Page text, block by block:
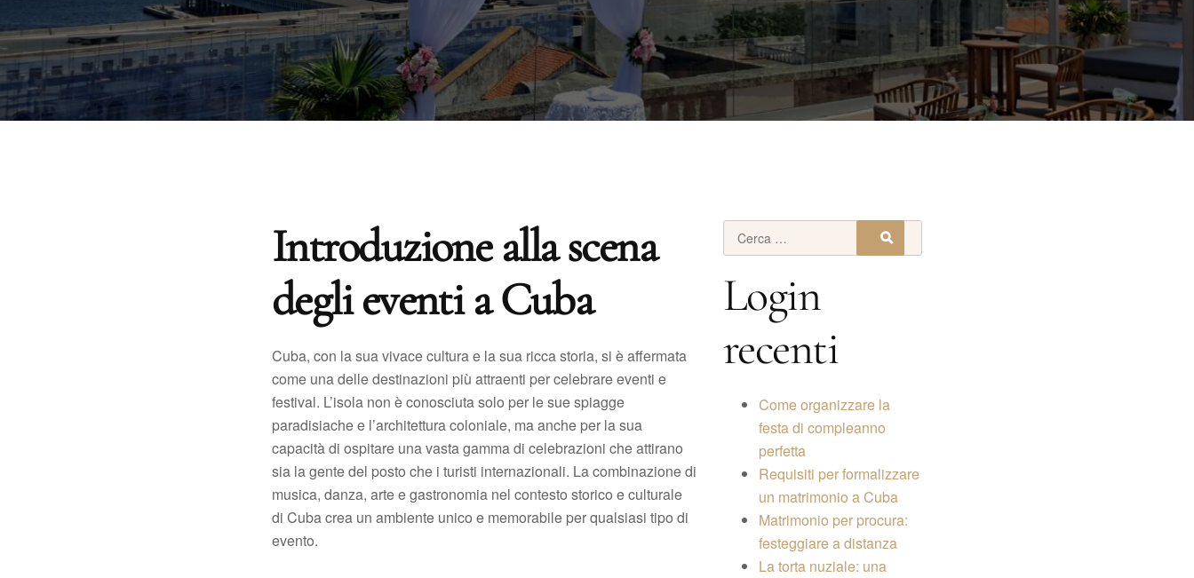
Introduzione alla scena
degli eventi a Cuba
Cuba, con la sua vivace cultura e la sua ricca storia, si è affermata
come una delle destinazioni più attraenti per celebrare eventi e
festival. L’isola non è conosciuta solo per le sue spiagge
paradisiache e l’architettura coloniale, ma anche per la sua
capacità di ospitare una vasta gamma di celebrazioni che attirano
sia la gente del posto che i turisti internazionali. La combinazione di
musica, danza, arte e gastronomia nel contesto storico e culturale
di Cuba crea un ambiente unico e memorabile per qualsiasi tipo di
evento.
Login
recenti
Come organizzare la
festa di compleanno
perfetta
Requisiti per formalizzare
un matrimonio a Cuba
Matrimonio per procura:
festeggiare a distanza
La torta nuziale: una